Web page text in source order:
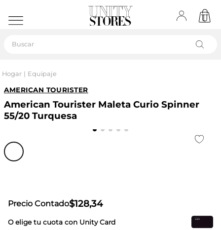
Hogar Equipaje
AMERICAN TOURISTER
American Tourister Maleta Curio Spinner
55/20 Turquesa
Precio Contado$128,34
O elige tu cuota con Unity Card